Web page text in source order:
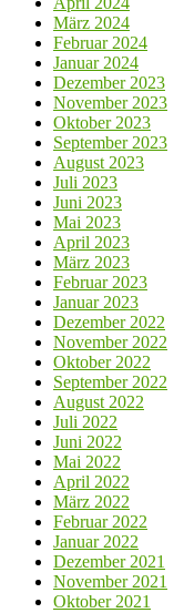
März 2024
Februar 2024
Januar 2024
Dezember 2023
November 2023
Oktober 2023
September 2023
August 2023
Juli 2023
Juni 2023
Mai 2023
April 2023
März 2023
Februar 2023
Januar 2023
Dezember 2022
November 2022
Oktober 2022
September 2022
August 2022
Juli 2022
Juni 2022
Mai 2022
April 2022
März 2022
Februar 2022
Januar 2022
Dezember 2021
November 2021
Oktober 2021